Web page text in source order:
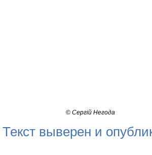
© Сергій Негода
Текст выверен и